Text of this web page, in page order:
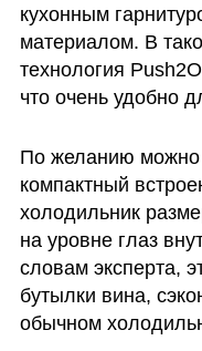
кухонным
материалом. В
технология
что очень удобно
По желанию можно
компактный
холодильник
на уровне глаз
словам эксперта,
бутылки вина,
обычном